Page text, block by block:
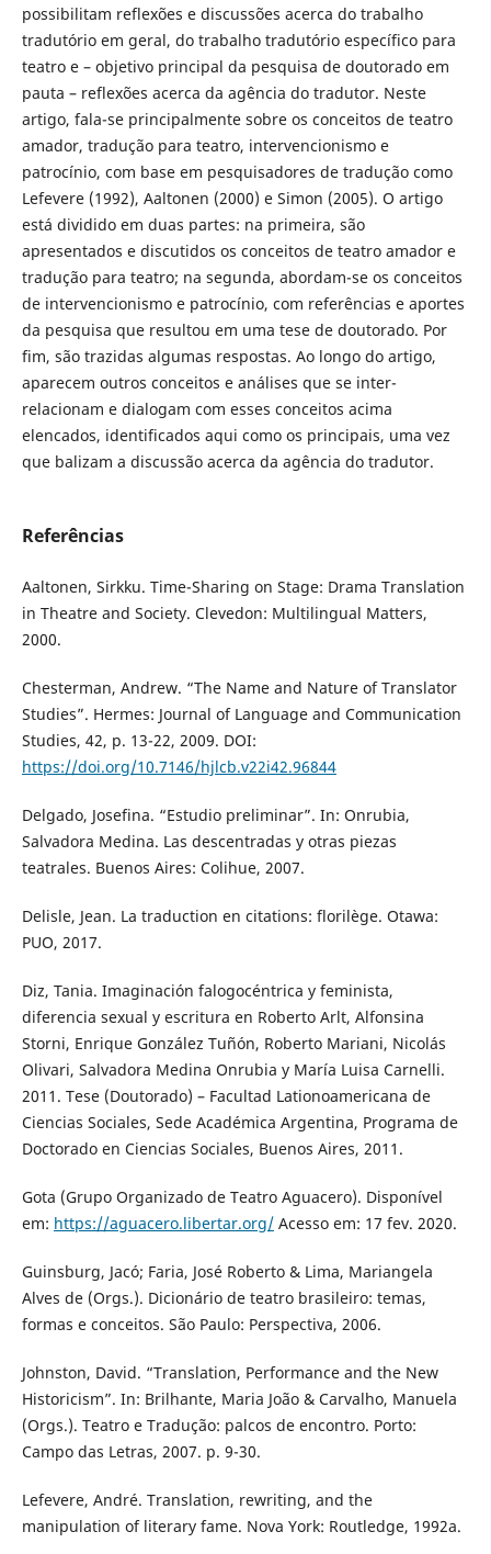
possibilitam reflexões e discussões acerca do trabalho
tradutório em geral, do trabalho tradutório específico para
teatro e – objetivo principal da pesquisa de doutorado em
pauta – reflexões acerca da agência do tradutor. Neste
artigo, fala-se principalmente sobre os conceitos de teatro
amador, tradução para teatro, intervencionismo e
patrocínio, com base em pesquisadores de tradução como
Lefevere (1992), Aaltonen (2000) e Simon (2005). O artigo
está dividido em duas partes: na primeira, são
apresentados e discutidos os conceitos de teatro amador e
tradução para teatro; na segunda, abordam-se os conceitos
de intervencionismo e patrocínio, com referências e aportes
da pesquisa que resultou em uma tese de doutorado. Por
fim, são trazidas algumas respostas. Ao longo do artigo,
aparecem outros conceitos e análises que se inter-
relacionam e dialogam com esses conceitos acima
elencados, identificados aqui como os principais, uma vez
que balizam a discussão acerca da agência do tradutor.
Referências
Aaltonen, Sirkku. Time-Sharing on Stage: Drama Translation
in Theatre and Society. Clevedon: Multilingual Matters,
2000.
Chesterman, Andrew. “The Name and Nature of Translator
Studies”. Hermes: Journal of Language and Communication
Studies, 42, p. 13-22, 2009. DOI:
https://doi.org/10.7146/hjlcb.v22i42.96844
Delgado, Josefina. “Estudio preliminar”. In: Onrubia,
Salvadora Medina. Las descentradas y otras piezas
teatrales. Buenos Aires: Colihue, 2007.
Delisle, Jean. La traduction en citations: florilège. Otawa:
PUO, 2017.
Diz, Tania. Imaginación falogocéntrica y feminista,
diferencia sexual y escritura en Roberto Arlt, Alfonsina
Storni, Enrique González Tuñón, Roberto Mariani, Nicolás
Olivari, Salvadora Medina Onrubia y María Luisa Carnelli.
2011. Tese (Doutorado) – Facultad Lationoamericana de
Ciencias Sociales, Sede Académica Argentina, Programa de
Doctorado en Ciencias Sociales, Buenos Aires, 2011.
Gota (Grupo Organizado de Teatro Aguacero). Disponível
em: https://aguacero.libertar.org/Acesso em: 17 fev. 2020.
Guinsburg, Jacó; Faria, José Roberto & Lima, Mariangela
Alves de (Orgs.). Dicionário de teatro brasileiro: temas,
formas e conceitos. São Paulo: Perspectiva, 2006.
Johnston, David. “Translation, Performance and the New
Historicism”. In: Brilhante, Maria João & Carvalho, Manuela
(Orgs.). Teatro e Tradução: palcos de encontro. Porto:
Campo das Letras, 2007. p. 9-30.
Lefevere, André. Translation, rewriting, and the
manipulation of literary fame. Nova York: Routledge, 1992a.